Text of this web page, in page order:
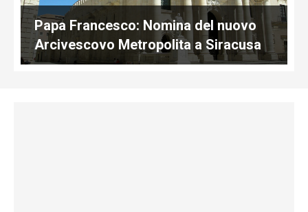
Papa Francesco: Nomina del nuovo
Arcivescovo Metropolita a Siracusa